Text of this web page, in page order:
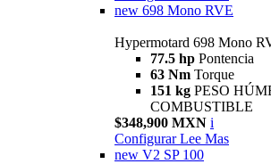
new 698 Mono RVE
Hypermotard 698 Mono
77.5 hp Pontencia
63 Nm Torque
151 kg PESO
COMBUSTIBLE
$348,900 MXN i
Configurar Lee Mas
new V2 SP 100